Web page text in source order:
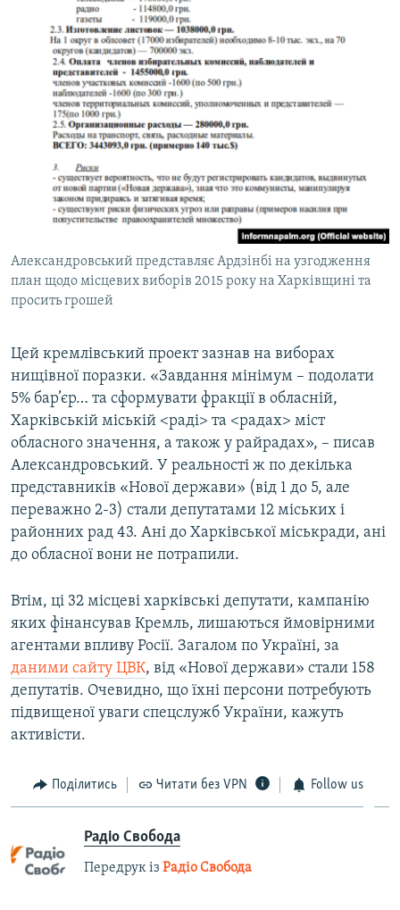
Александровський представляє Ардзінбі на узгодження
план щодо місцевих виборів 2015 року на Харківщині та
просить грошей
Цей кремлівський проект зазнав на виборах
нищівної поразки. «Завдання мінімум – подолати
5% бар’єр… та сформувати фракції в обласній,
Харківській міській <раді> та <радах> міст
обласного значення, а також у райрадах», – писав
Александровський. У реальності ж по декілька
представників «Нової держави» (від 1 до 5, але
переважно 2-3) стали депутатами 12 міських і
районних рад 43. Ані до Харківської міськради, ані
до обласної вони не потрапили.
Втім, ці 32 місцеві харківські депутати, кампанію
яких фінансував Кремль, лишаються ймовірними
агентами впливу Росії. Загалом по Україні, за
даними сайту ЦВК, від «Нової держави» стали 158
депутатів. Очевидно, що їхні персони потребують
підвищеної уваги спецслужб України, кажуть
активісти.
Поділитись Читати без VPN Follow us
Радіо Свобода
Передрук із Радіо Свобода